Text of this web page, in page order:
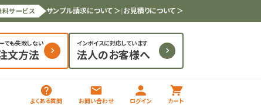
料サービス サンプル請求について ＞|お見積りについて ＞
でも失敗しない
文方法
インボイスに対応しています
法人のお客様へ
よくある質問 お問い合わせ ログイン カート